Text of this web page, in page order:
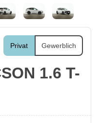
Privat Gewerblich
1.6 T-